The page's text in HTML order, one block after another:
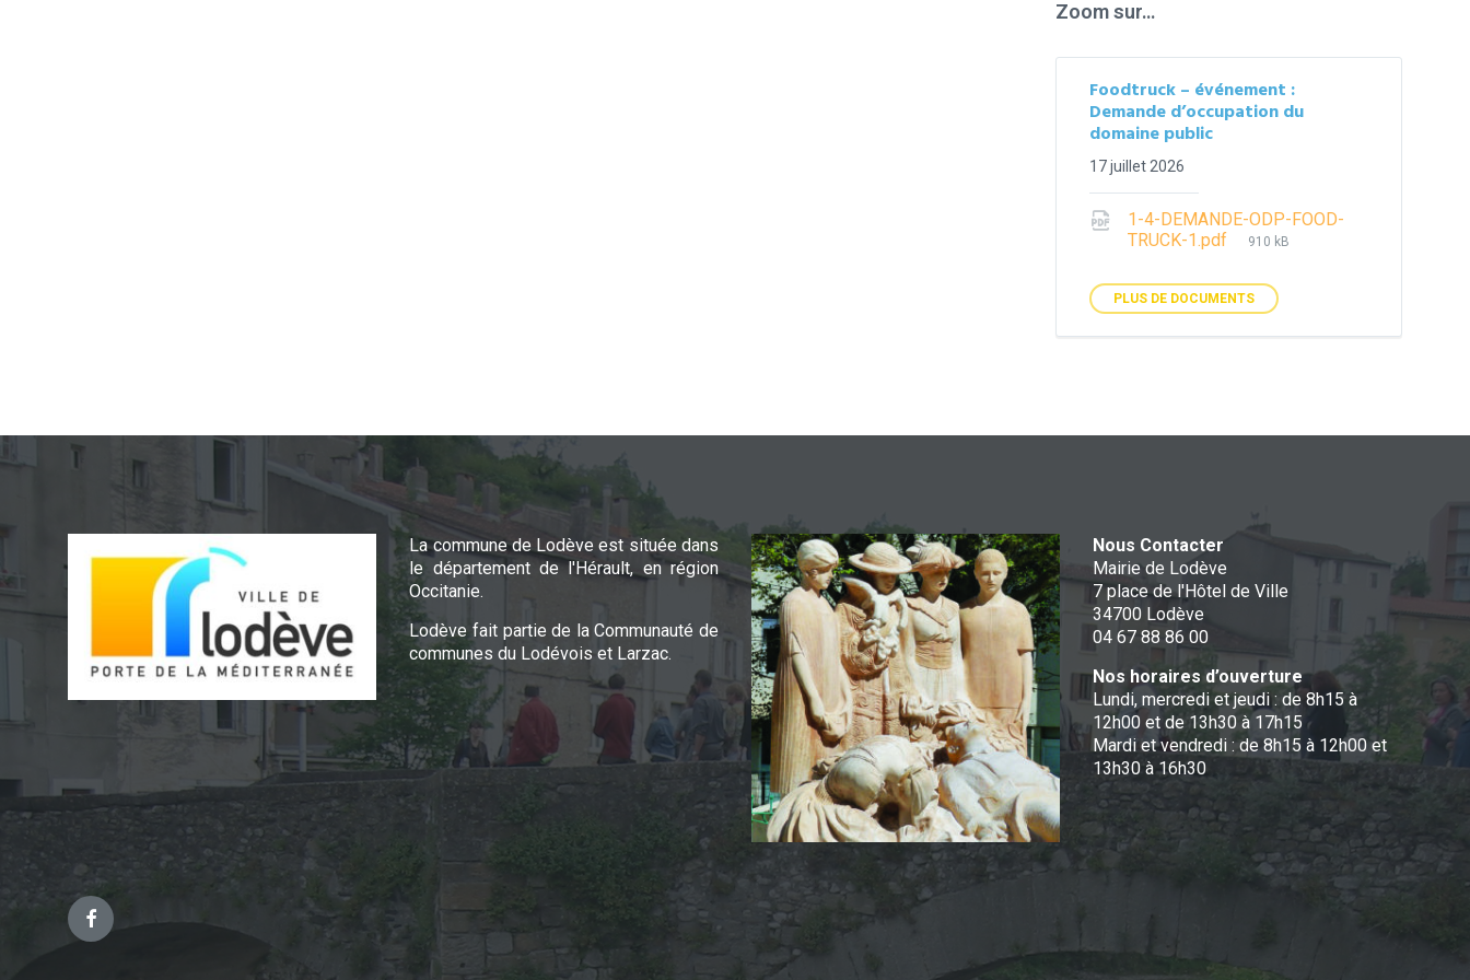
Zoom sur…
Foodtruck – événement :
Demande d’occupation du
domaine public
17 juillet 2026
1-4-DEMANDE-ODP-FOOD-
TRUCK-1.pdf
File
910 kB
PLUS DE DOCUMENTS
La commune de Lodève est située dans
le département de l'Hérault, en région
Occitanie.
Lodève fait partie de la Communauté de
communes du Lodévois et Larzac.
Nous Contacter
Mairie de Lodève
7 place de l'Hôtel de Ville
34700 Lodève
04 67 88 86 00
Nos horaires d’ouverture
Lundi, mercredi et jeudi : de 8h15 à
12h00 et de 13h30 à 17h15
Mardi et vendredi : de 8h15 à 12h00 et
13h30 à 16h30
Facebook